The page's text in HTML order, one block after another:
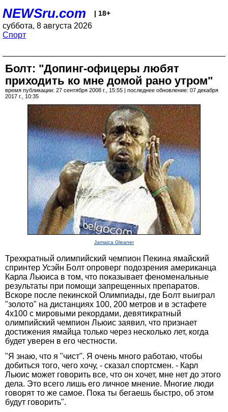
NEWSru.com | 18+
суббота, 8 августа 2026
Спорт
Болт: "Допинг-офицеры любят
приходить ко мне домой рано утром"
время публикации: 27 сентября 2008 г., 15:55 | последнее обновление: 07 декабря
2017 г., 10:35
Jamaica Gleaner
Трехкратный олимпийский чемпион Пекина ямайский
спринтер Усэйн Болт опроверг подозрения американца
Карла Льюиса в том, что показывает феноменальные
результаты при помощи запрещенных препаратов.
Вскоре после пекинской Олимпиады, где Болт выиграл
"золото" на дистанциях 100, 200 метров и в эстафете
4х100 с мировыми рекордами, девятикратный
олимпийский чемпион Льюис заявил, что признает
достижения ямайца только через несколько лет, когда
будет уверен в его честности.
"Я знаю, что я "чист". Я очень много работаю, чтобы
добиться того, чего хочу, - сказал спортсмен. - Карл
Льюис может говорить все, что он хочет, мне нет до этого
дела. Это всего лишь его личное мнение. Многие люди
говорят то же самое. Пока ты бегаешь быстро, об этом
будут говорить".